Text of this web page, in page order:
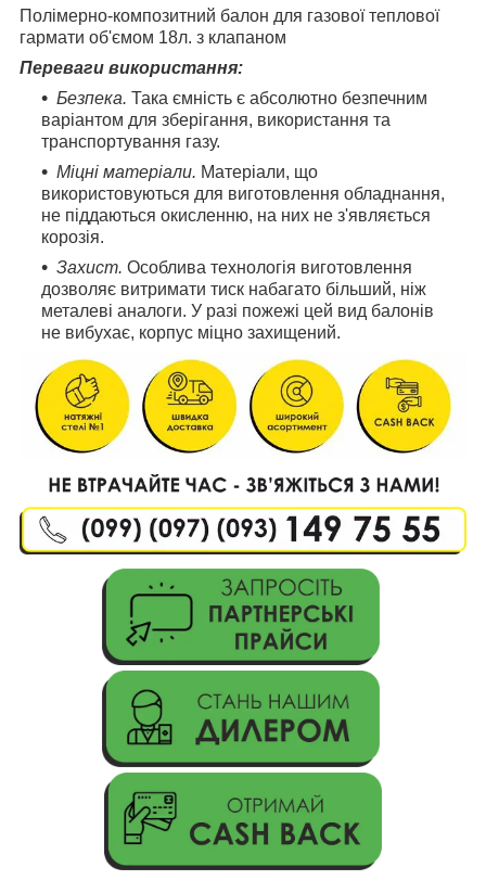
Полімерно-композитний балон для газової теплової
гармати об'ємом 18л. з клапаном
Переваги використання:
Безпека. Така ємність є абсолютно безпечним
варіантом для зберігання, використання та
транспортування газу.
Міцні матеріали. Матеріали, що
використовуються для виготовлення обладнання,
не піддаються окисленню, на них не з'являється
корозія.
Захист. Особлива технологія виготовлення
дозволяє витримати тиск набагато більший, ніж
металеві аналоги. У разі пожежі цей вид балонів
не вибухає, корпус міцно захищений.